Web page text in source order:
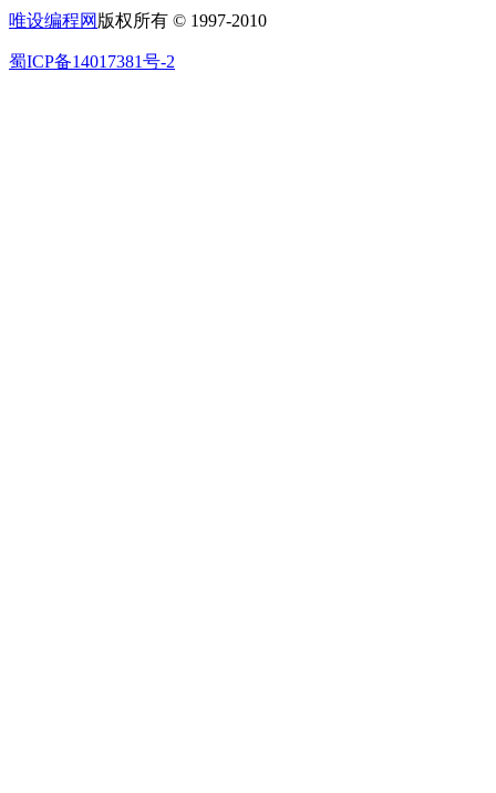
唯设编程网 版权所有 © 1997-2010
蜀ICP备14017381号-2